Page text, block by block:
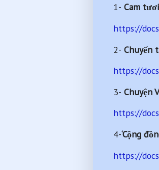
1- Cam
https://
2- Chuyến
https://
3- Chuyện
https://
4-‘Cộng
https://